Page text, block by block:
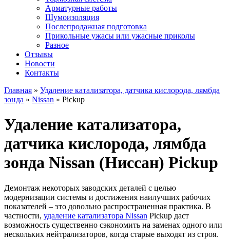
Арматурные работы
Шумоизоляция
Послепродажная подготовка
Прикольные ужасы или ужасные приколы
Разное
Отзывы
Новости
Контакты
Главная » Удаление катализатора, датчика кислорода, лямбда
зонда » Nissan » Pickup
Удаление катализатора,
датчика кислорода, лямбда
зонда Nissan (Ниссан) Pickup
Демонтаж некоторых заводских деталей с целью
модернизации системы и достижения наилучших рабочих
показателей – это довольно распространенная практика. В
частности, удаление катализатора Nissan Pickup даст
возможность существенно сэкономить на заменах одного или
нескольких нейтрализаторов, когда старые выходят из строя.